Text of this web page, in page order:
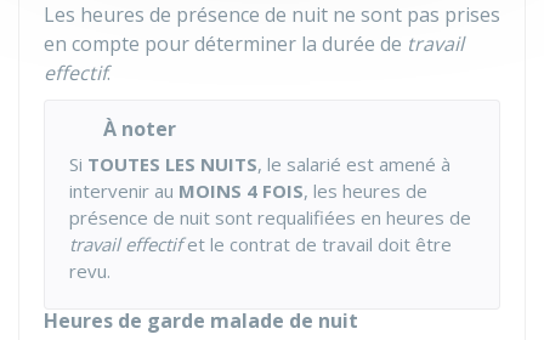
Les heures de présence de nuit ne sont pas prises
en compte pour déterminer la durée de travail
effectif.
À noter
Si TOUTES LES NUITS, le salarié est amené à
intervenir au MOINS 4 FOIS, les heures de
présence de nuit sont requalifiées en heures de
travail effectifet le contrat de travail doit être
revu.
Heures de garde malade de nuit